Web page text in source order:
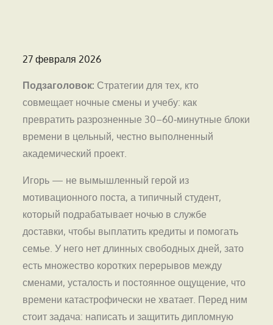
Опубликовано
27 февраля 2026
Подзаголовок: Стратегии для тех, кто
совмещает ночные смены и учебу: как
превратить разрозненные 30–60‑минутные блоки
времени в цельный, честно выполненный
академический проект.
Игорь — не вымышленный герой из
мотивационного поста, а типичный студент,
который подрабатывает ночью в службе
доставки, чтобы выплатить кредиты и помогать
семье. У него нет длинных свободных дней, зато
есть множество коротких перерывов между
сменами, усталость и постоянное ощущение, что
времени катастрофически не хватает. Перед ним
стоит задача: написать и защитить дипломную